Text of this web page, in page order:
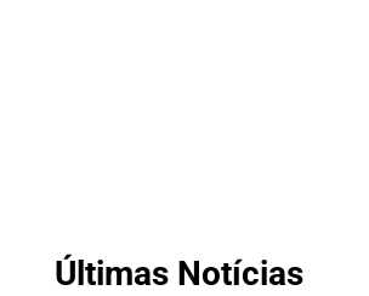
Últimas Notícias